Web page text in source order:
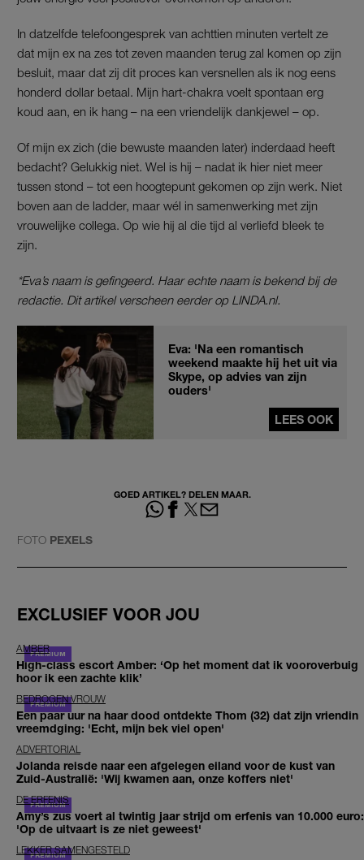
In datzelfde telefoongesprek van achttien minuten vertelt ze
dat mijn ex na zes tot zeven maanden terug zal komen op zijn
besluit, maar dat zij dit proces kan versnellen als ik nog eens
honderd dollar betaal. Mijn hart-chakra voelt spontaan erg
koud aan, en ik hang – na een vriendelijk dankjewel – op.
Of mijn ex zich (die bewuste maanden later) inderdaad heeft
bedacht? Gelukkig niet. Wel is hij – nadat ik hier niet meer
tussen stond – tot een hoogtepunt gekomen op zijn werk. Niet
boven aan de ladder, maar wél in samenwerking met zijn
vrouwelijke collega. Op wie hij al die tijd al verliefd bleek te
zijn.
*Eva’s naam is gefingeerd. Haar echte naam is bekend bij de
redactie. Dit artikel verscheen eerder op LINDA.nl.
Eva: 'Na een romantisch
weekend maakte hij het uit via
Skype, op advies van zijn
ouders'
LEES OOK
GOED ARTIKEL? DELEN MAAR.
FOTO PEXELS
EXCLUSIEF VOOR JOU
AMBER
High-class escort Amber: ‘Op het moment dat ik vooroverbuig
hoor ik een zachte klik’
BEDROGEN VROUW
Een paar uur na haar dood ontdekte Thom (32) dat zijn vriendin
vreemdging: 'Echt, mijn bek viel open'
ADVERTORIAL
Jolanda reisde naar een afgelegen eiland voor de kust van
Zuid-Australië: 'Wij kwamen aan, onze koffers niet'
DE ERFENIS
Amy’s zus voert al twintig jaar strijd om erfenis van 10.000 euro:
'Op de uitvaart is ze niet geweest'
LEKKER SAMENGESTELD